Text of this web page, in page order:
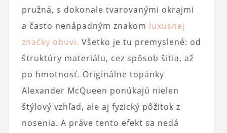
pružná, s dokonale tvarovanými okrajmi
a často nenápadným znakom luxusnej
značky obuvi. Všetko je tu premyslené: od
štruktúry materiálu, cez spôsob šitia, až
po hmotnosť. Originálne topánky
Alexander McQueen ponúkajú nielen
štýlový vzhľad, ale aj fyzický pôžitok z
nosenia. A práve tento efekt sa nedá